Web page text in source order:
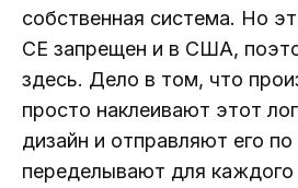
собственная система. Но
CE запрещен и в США,
здесь. Дело в том, что
просто наклеивают этот
дизайн и отправляют его
переделывают для